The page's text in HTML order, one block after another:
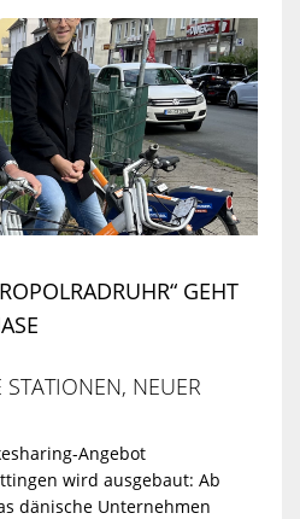
GEHT
NEUER
Angebot
wird ausgebaut: Ab
dänische Unternehmen